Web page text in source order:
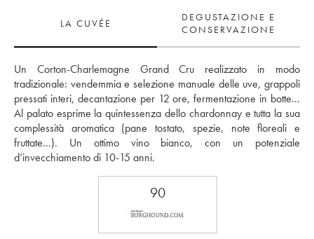
LA CUVÉE
DEGUSTAZIONE E
CONSERVAZIONE
Un Corton-Charlemagne Grand Cru realizzato in modo
tradizionale: vendemmia e selezione manuale delle uve, grappoli
pressati interi, decantazione per 12 ore, fermentazione in botte...
Al palato esprime la quintessenza dello chardonnay e tutta la sua
complessità aromatica (pane tostato, spezie, note floreali e
fruttate...). Un ottimo vino bianco, con un potenziale
d’invecchiamento di 10-15 anni.
90